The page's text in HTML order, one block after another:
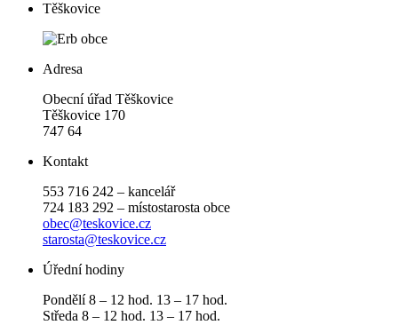
Těškovice
Adresa
Obecní úřad Těškovice
Těškovice 170
747 64
Kontakt
553 716 242 – kancelář
724 183 292 – místostarosta obce
obec@teskovice.cz
starosta@teskovice.cz
Úřední hodiny
Pondělí 8 – 12 hod. 13 – 17 hod.
Středa 8 – 12 hod. 13 – 17 hod.